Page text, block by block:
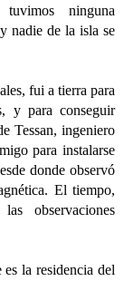
ninguna
nadie de la isla se
fui a tierra para
y para conseguir
Tessan, ingeniero
para instalarse
donde observó
El tiempo,
observaciones
residencia del